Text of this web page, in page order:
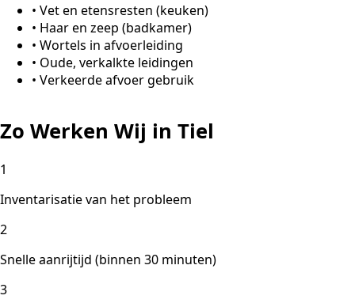
• Vet en etensresten (keuken)
• Haar en zeep (badkamer)
• Wortels in afvoerleiding
• Oude, verkalkte leidingen
• Verkeerde afvoer gebruik
Zo Werken Wij in Tiel
1
Inventarisatie van het probleem
2
Snelle aanrijtijd (binnen 30 minuten)
3